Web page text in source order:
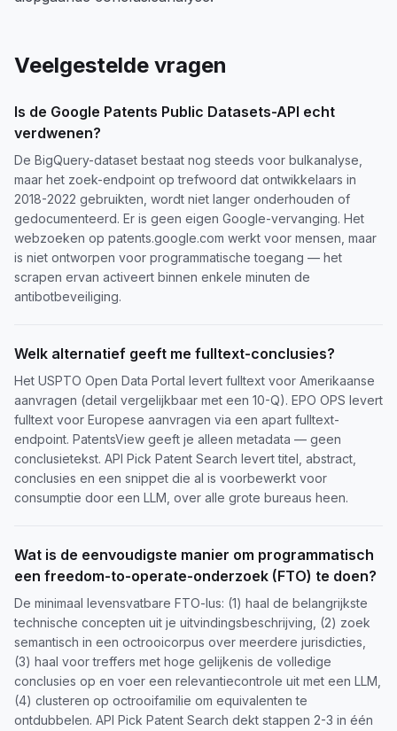
Veelgestelde vragen
Is de Google Patents Public Datasets-API echt
verdwenen?
De BigQuery-dataset bestaat nog steeds voor bulkanalyse,
maar het zoek-endpoint op trefwoord dat ontwikkelaars in
2018-2022 gebruikten, wordt niet langer onderhouden of
gedocumenteerd. Er is geen eigen Google-vervanging. Het
webzoeken op patents.google.com werkt voor mensen, maar
is niet ontworpen voor programmatische toegang — het
scrapen ervan activeert binnen enkele minuten de
antibotbeveiliging.
Welk alternatief geeft me fulltext-conclusies?
Het USPTO Open Data Portal levert fulltext voor Amerikaanse
aanvragen (detail vergelijkbaar met een 10-Q). EPO OPS levert
fulltext voor Europese aanvragen via een apart fulltext-
endpoint. PatentsView geeft je alleen metadata — geen
conclusietekst. API Pick Patent Search levert titel, abstract,
conclusies en een snippet die al is voorbewerkt voor
consumptie door een LLM, over alle grote bureaus heen.
Wat is de eenvoudigste manier om programmatisch
een freedom-to-operate-onderzoek (FTO) te doen?
De minimaal levensvatbare FTO-lus: (1) haal de belangrijkste
technische concepten uit je uitvindingsbeschrijving, (2) zoek
semantisch in een octrooicorpus over meerdere jurisdicties,
(3) haal voor treffers met hoge gelijkenis de volledige
conclusies op en voer een relevantiecontrole uit met een LLM,
(4) clusteren op octrooifamilie om equivalenten te
ontdubbelen. API Pick Patent Search dekt stappen 2-3 in één